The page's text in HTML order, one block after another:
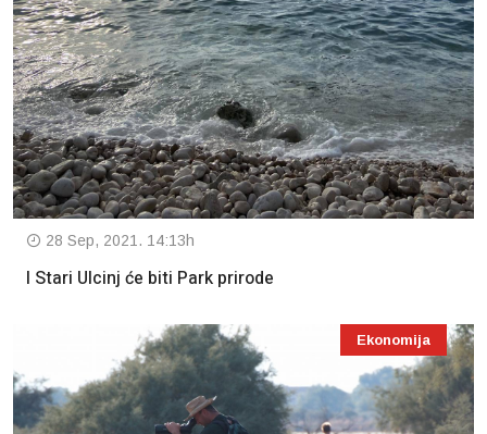
28 Sep, 2021. 14:13h
I Stari Ulcinj će biti Park prirode
Ekonomija